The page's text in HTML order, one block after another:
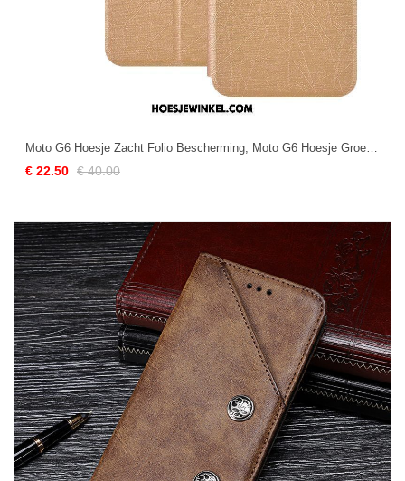
Moto G6 Hoesje Zacht Folio Bescherming, Moto G6 Hoesje Groen Mobiele Telefoon
€ 22.50 € 40.00